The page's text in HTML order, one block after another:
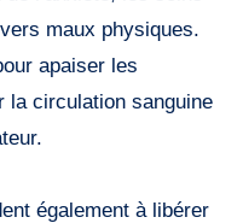
maux physiques.
apaiser les
la circulation sanguine
également à libérer